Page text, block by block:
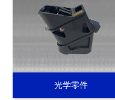
光学零件